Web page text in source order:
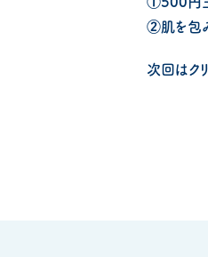
②肌を包み
次回はクリ